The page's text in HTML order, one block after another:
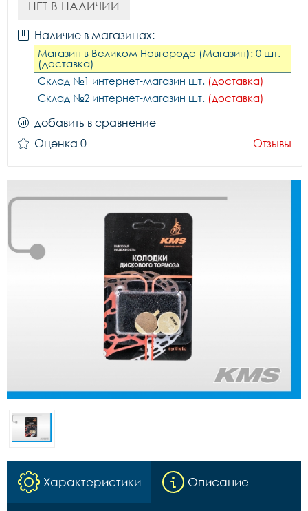
НЕТ В НАЛИЧИИ
Наличие в магазинах:
Магазин в Великом Новгороде (Магазин): 0 шт.
(доставка)
Склад №1 интернет-магазин шт. (доставка)
Склад №2 интернет-магазин шт. (доставка)
добавить в сравнение
Оценка 0
Отзывы
Характеристики Описание